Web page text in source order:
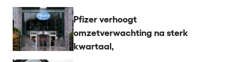
Pfizer verhoogt
omzetverwachting na sterk
kwartaal,